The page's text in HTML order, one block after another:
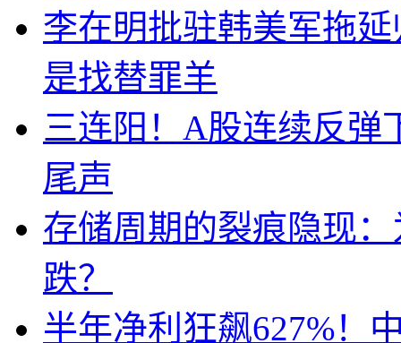
李在明批驻韩美军拖
是找替罪羊
三连阳！A股连续反弹
尾声
存储周期的裂痕隐现
跌？
半年净利狂飙627%！